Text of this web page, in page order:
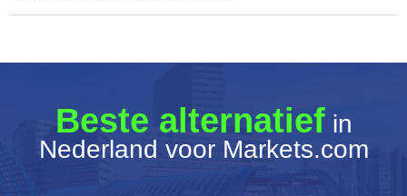
Beste alternatiefin
Nederland voor Markets.com